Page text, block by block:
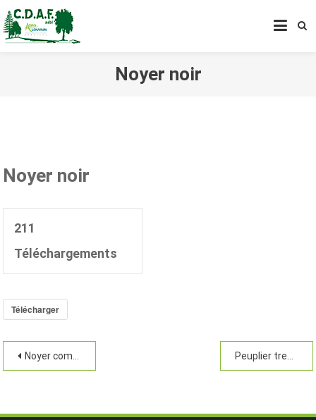
CENTRE DE DÉVELOPPEMENT
Noyer noir
Noyer noir
211
Téléchargements
Télécharger
Noyer commun